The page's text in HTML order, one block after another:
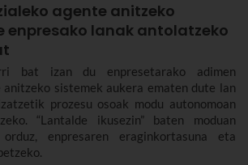
agente anitzeko
enpresako lanak antolatzeko
bat izan du enpresetarako adimen
sistemek aukera ematen dute lan
prozesu osoak modu autonomoan
“Lantalde ikusezin” baten moduan
enpresaren eraginkortasuna eta